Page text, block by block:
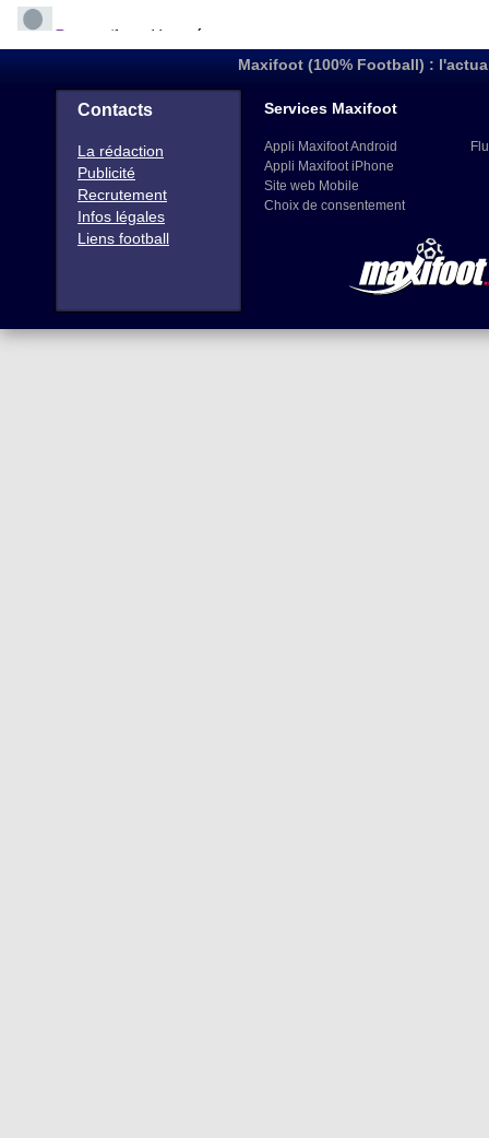
Maxifoot (100% Football) :
Contacts
La rédaction
Publicité
Recrutement
Infos légales
Liens football
Services Maxifoot
Appli Maxifoot Android
Appli Maxifoot iPhone
Site web Mobile
Choix de consentement